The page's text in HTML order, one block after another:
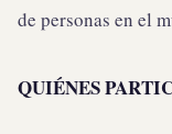
de personas en el
QUIÉNES